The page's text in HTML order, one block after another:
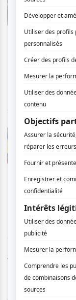
tu
Belle
Vous devez
donner un